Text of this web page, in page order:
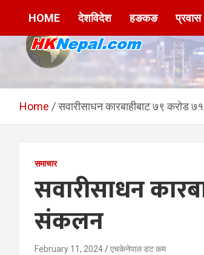
HKNepal.com –
हङकङबाट
hknepal, hknepal.com, hk nepal, hk nepal com
HOME देशविदेश हङकङ प्रवास
Home सवारीसाधन कारबाहीबाट ७९ करोड
समाचार
सवारीसाधन
संकलन
February 11, 2024 एचकेनेपाल डट कम